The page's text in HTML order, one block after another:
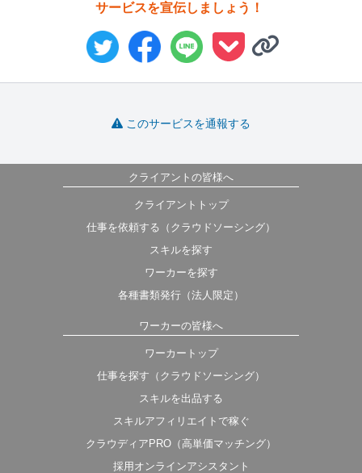
サービスを宣伝しましょう！
このサービスを通報する
クライアントの皆様へ
クライアントトップ
仕事を依頼する（クラウドソーシング）
スキルを探す
ワーカーを探す
各種書類発行（法人限定）
ワーカーの皆様へ
ワーカートップ
仕事を探す（クラウドソーシング）
スキルを出品する
スキルアフィリエイトで稼ぐ
クラウディアPRO（高単価マッチング）
採用オンラインアシスタント